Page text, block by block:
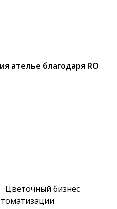
ателье благодаря RO
Цветочный бизнес